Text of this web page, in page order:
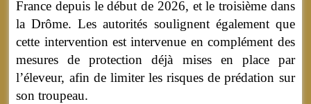
France depuis le début de 2026, et le troisième dans
la Drôme. Les autorités soulignent également que
cette intervention est intervenue en complément des
mesures de protection déjà mises en place par
l’éleveur, afin de limiter les risques de prédation sur
son troupeau.